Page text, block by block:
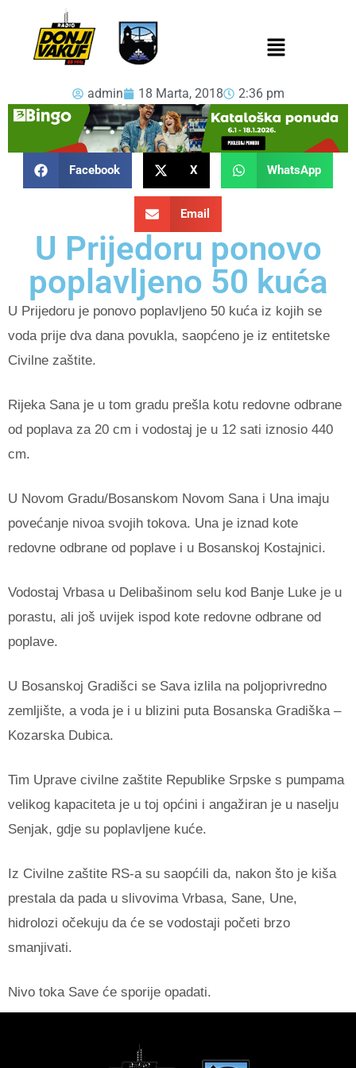
admin 18 Marta, 2018 2:36 pm
Facebook X WhatsApp
Email
U Prijedoru ponovo
poplavljeno 50 kuća
U Prijedoru je ponovo poplavljeno 50 kuća iz kojih se
voda prije dva dana povukla, saopćeno je iz entitetske
Civilne zaštite.
Rijeka Sana je u tom gradu prešla kotu redovne odbrane
od poplava za 20 cm i vodostaj je u 12 sati iznosio 440
cm.
U Novom Gradu/Bosanskom Novom Sana i Una imaju
povećanje nivoa svojih tokova. Una je iznad kote
redovne odbrane od poplave i u Bosanskoj Kostajnici.
Vodostaj Vrbasa u Delibašinom selu kod Banje Luke je u
porastu, ali još uvijek ispod kote redovne odbrane od
poplave.
U Bosanskoj Gradišci se Sava izlila na poljoprivredno
zemljište, a voda je i u blizini puta Bosanska Gradiška –
Kozarska Dubica.
Tim Uprave civilne zaštite Republike Srpske s pumpama
velikog kapaciteta je u toj općini i angažiran je u naselju
Senjak, gdje su poplavljene kuće.
Iz Civilne zaštite RS-a su saopćili da, nakon što je kiša
prestala da pada u slivovima Vrbasa, Sane, Une,
hidrolozi očekuju da će se vodostaji početi brzo
smanjivati.
Nivo toka Save će sporije opadati.